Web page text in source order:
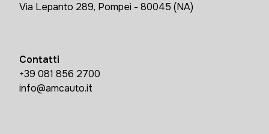
Via Lepanto 289, Pompei - 80045 (NA)
Contatti
+39 081 856 2700
info@amcauto.it